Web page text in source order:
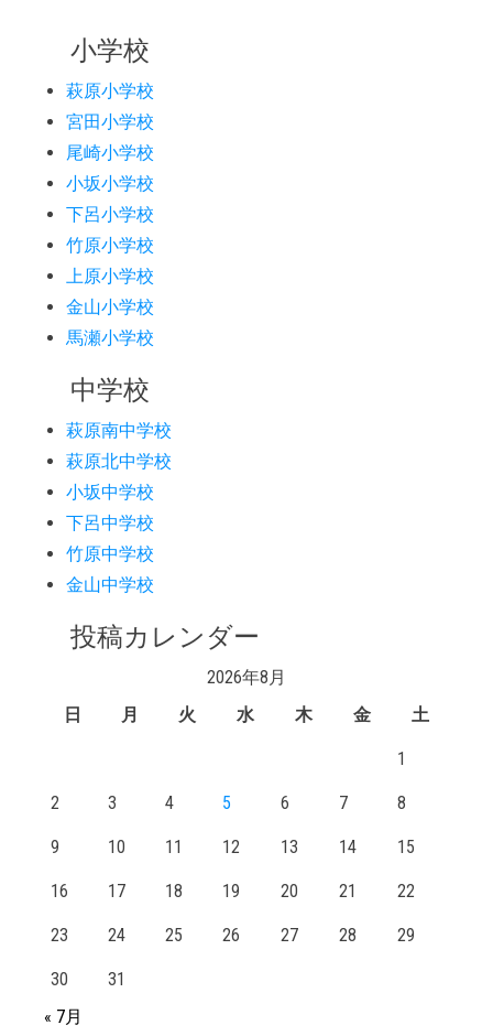
小学校
萩原小学校
宮田小学校
尾崎小学校
小坂小学校
下呂小学校
竹原小学校
上原小学校
金山小学校
馬瀬小学校
中学校
萩原南中学校
萩原北中学校
小坂中学校
下呂中学校
竹原中学校
金山中学校
投稿カレンダー
2026年8月
日
月 火 水 木 金 土
1
2 3 4 5 6 7 8
9 10 11 12 13 14 15
16 17 18 19 20 21 22
23 24 25 26 27 28 29
30
31
« 7月